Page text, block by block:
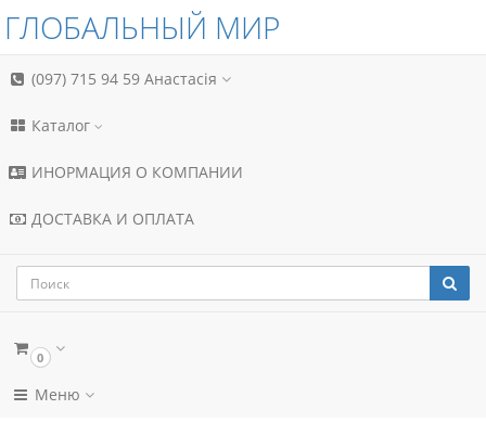
ГЛОБАЛЬНЫЙ МИР
(097) 715 94 59 Анастасія
Каталог
ИНОРМАЦИЯ О КОМПАНИИ
ДОСТАВКА И ОПЛАТА
0
Меню